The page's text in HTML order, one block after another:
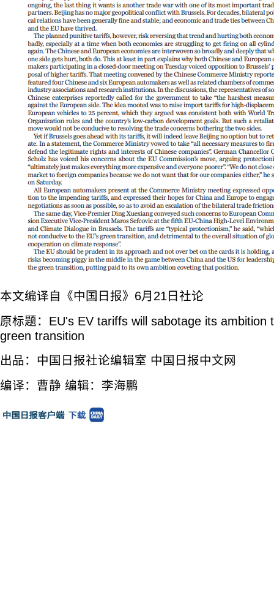
本文编译自《中国日报》6月21日社论
原标题：EU's EV tariffs will sabotage its ambition
green transition
出品：中国日报社论编辑室 中国日报中文网
编译：曹静 编辑：李海鹏